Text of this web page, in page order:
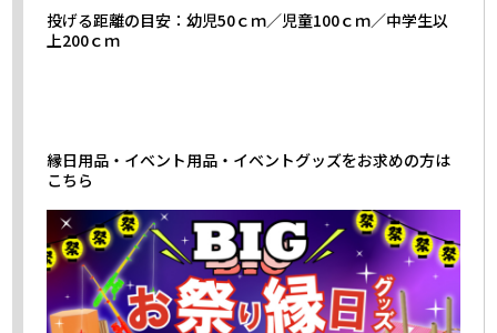
投げる距離の目安：幼児50ｃｍ／児童100ｃｍ／中学生以
上200ｃｍ
縁日用品・イベント用品・イベントグッズをお求めの方は
こちら